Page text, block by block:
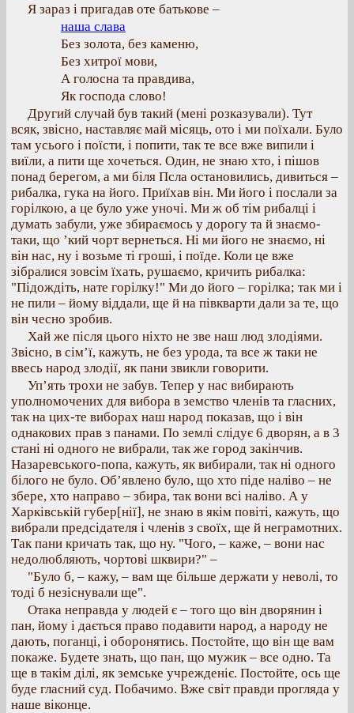
Я зараз і пригадав оте батькове –
наша слава
Без золота, без каменю,
Без хитрої мови,
А голосна та правдива,
Як господа слово!
Другий случай був такий (мені розказували). Тут
всяк, звісно, наставляє май місяць, ото і ми поїхали. Було
там усього і поїсти, і попити, так те все вже випили і
виїли, а пити ще хочеться. Один, не знаю хто, і пішов
понад берегом, а ми біля Псла остановились, дивиться –
рибалка, гука на його. Приїхав він. Ми його і послали за
горілкою, а це було уже уночі. Ми ж об тім рибалці і
думать забули, уже збираємось у дорогу та й знаємо-
таки, що ’кий чорт вернеться. Ні ми його не знаємо, ні
він нас, ну і возьме ті гроші, і поїде. Коли це вже
зібралися зовсім їхать, рушаємо, кричить рибалка:
"Підождіть, нате горілку!" Ми до його – горілка; так ми і
не пили – йому віддали, ще й на півкварти дали за те, що
він чесно зробив.
Хай же після цього ніхто не зве наш люд злодіями.
Звісно, в сім’ї, кажуть, не без урода, та все ж таки не
ввесь народ злодії, як пани звикли говорити.
Уп’ять трохи не забув. Тепер у нас вибирають
уполномочених для вибора в земство членів та гласних,
так на цих-те виборах наш народ показав, що і він
однакових прав з панами. По землі слідує 6 дворян, а в 3
стані ні одного не вибрали, так же город закінчив.
Назаревського-попа, кажуть, як вибирали, так ні одного
білого не було. Об’явлено було, що хто піде наліво – не
збере, хто направо – збира, так вони всі наліво. А у
Харківській губер[нії], не знаю в якім повіті, кажуть, що
вибрали предсідателя і членів з своїх, ще й неграмотних.
Так пани кричать так, що ну. "Чого, – каже, – вони нас
недолюбляють, чортові шквири?" –
"Було б, – кажу, – вам ще більше держати у неволі, то
тоді б незіснували ще".
Отака неправда у людей є – того що він дворянин і
пан, йому і дається право подавити народ, а народу не
дають, поганці, і оборонятись. Постойте, що він ще вам
покаже. Будете знать, що пан, що мужик – все одно. Та
ще в такім ділі, як земське учрежденіє. Постойте, ось ще
буде гласний суд. Побачимо. Вже світ правди прогляда у
наше віконце.